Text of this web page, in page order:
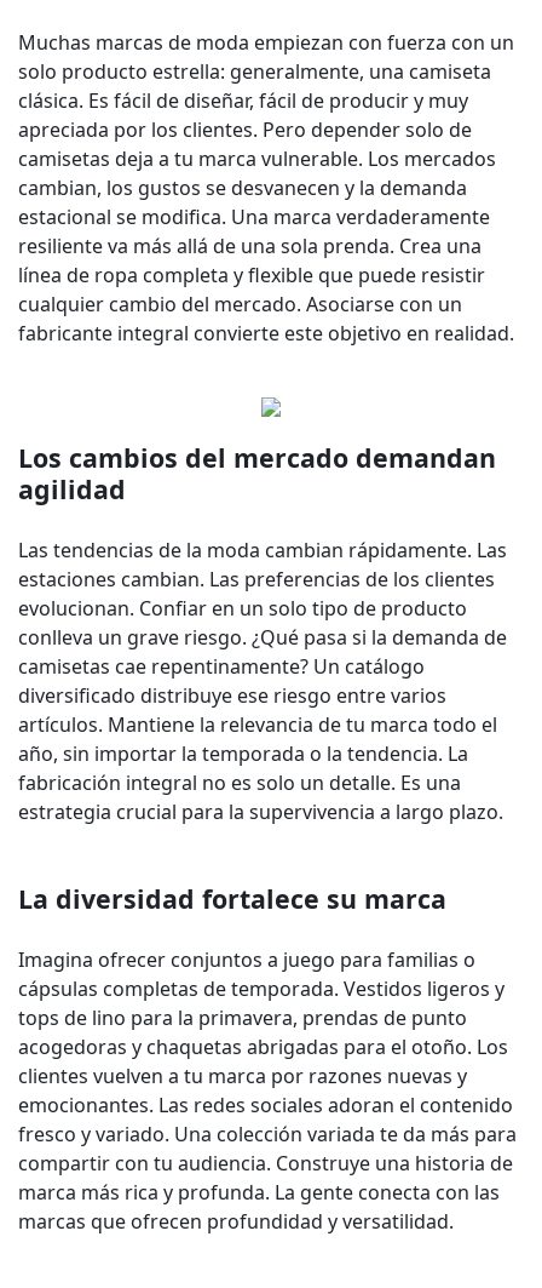
Muchas marcas de moda empiezan con fuerza con un
solo producto estrella: generalmente, una camiseta
clásica. Es fácil de diseñar, fácil de producir y muy
apreciada por los clientes. Pero depender solo de
camisetas deja a tu marca vulnerable. Los mercados
cambian, los gustos se desvanecen y la demanda
estacional se modifica. Una marca verdaderamente
resiliente va más allá de una sola prenda. Crea una
línea de ropa completa y flexible que puede resistir
cualquier cambio del mercado. Asociarse con un
fabricante integral convierte este objetivo en realidad.
Los cambios del mercado demandan
agilidad
Las tendencias de la moda cambian rápidamente. Las
estaciones cambian. Las preferencias de los clientes
evolucionan. Confiar en un solo tipo de producto
conlleva un grave riesgo. ¿Qué pasa si la demanda de
camisetas cae repentinamente? Un catálogo
diversificado distribuye ese riesgo entre varios
artículos. Mantiene la relevancia de tu marca todo el
año, sin importar la temporada o la tendencia. La
fabricación integral no es solo un detalle. Es una
estrategia crucial para la supervivencia a largo plazo.
La diversidad fortalece su marca
Imagina ofrecer conjuntos a juego para familias o
cápsulas completas de temporada. Vestidos ligeros y
tops de lino para la primavera, prendas de punto
acogedoras y chaquetas abrigadas para el otoño. Los
clientes vuelven a tu marca por razones nuevas y
emocionantes. Las redes sociales adoran el contenido
fresco y variado. Una colección variada te da más para
compartir con tu audiencia. Construye una historia de
marca más rica y profunda. La gente conecta con las
marcas que ofrecen profundidad y versatilidad.